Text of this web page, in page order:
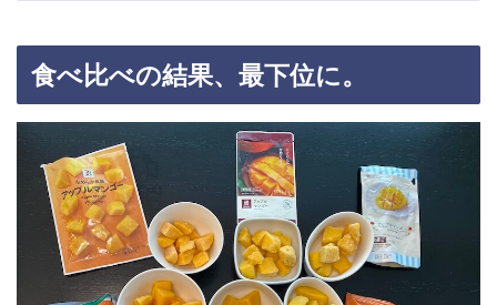
食べ比べの結果、最下位に。